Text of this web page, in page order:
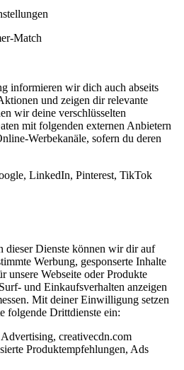
Match
informieren wir dich auch abseits
und zeigen dir relevante
wir deine verschlüsselten
mit folgenden externen Anbietern
Werbekanäle, sofern du deren
LinkedIn, Pinterest, TikTok
dieser Dienste können wir dir auf
Werbung, gesponserte Inhalte
unsere Webseite oder Produkte
und Einkaufsverhalten anzeigen
Mit deiner Einwilligung setzen
folgende Drittdienste ein:
creativecdn.com
Produktempfehlungen, Ads